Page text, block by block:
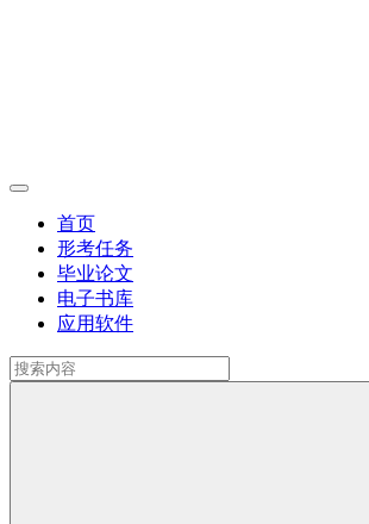
首页
形考任务
毕业论文
电子书库
应用软件